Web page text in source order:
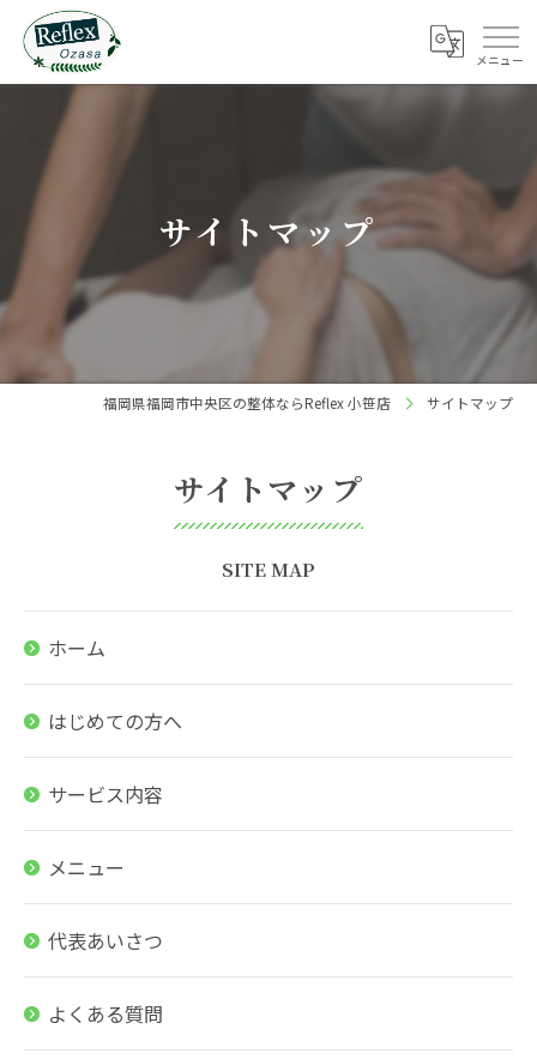
サイトマップ
福岡県福岡市中央区の整体ならReflex 小笹店 サイトマップ
SITE MAP
サイトマップ
ホーム
はじめての方へ
サービス内容
メニュー
代表あいさつ
よくある質問